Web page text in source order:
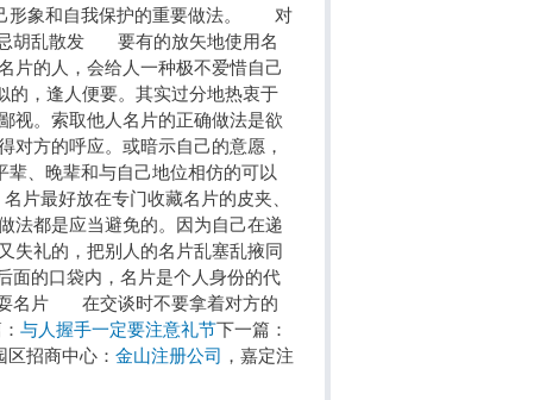
己形象和自我保护的重要做法。 对
胡乱散发 要有的放矢地使用名
片的人，会给人一种极不爱惜自己
逢人便要。其实过分地热衷于
视。索取他人名片的正确做法是欲
对方的呼应。或暗示自己的意愿，
辈、晚辈和与自己地位相仿的可以
最好放在专门收藏名片的皮夹、
法都是应当避免的。因为自己在递
失礼的，把别人的名片乱塞乱掖同
的口袋内，名片是个人身份的代
名片 在交谈时不要拿着对方的
与人握手一定要注意礼节下一篇：
区招商中心： 金山注册公司 ，嘉定注